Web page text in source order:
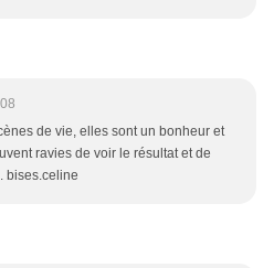
de vie, elles sont un bonheur et
ravies de voir le résultat et de
bises.celine